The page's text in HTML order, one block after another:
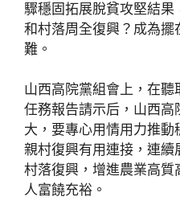
驟穩固拓展脫貧攻堅結
和村落周全復興？成為擺
難。
山西高院黨組會上，在聽
任務報告請示后，山西
大，要專心用情用力推動
親村復興有用連接，連續
村落復興，增進農業高
人富饒充裕。